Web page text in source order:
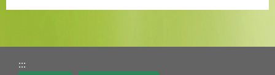
:::